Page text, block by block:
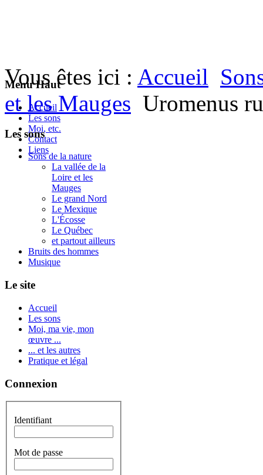
Menu Haut
Accueil
Les sons
Moi, etc.
Contact
Liens
Vous êtes ici : Accueil
et les Mauges Uromenus
Les sons
Sons de la nature
La vallée de la
Loire et les
Mauges
Le grand Nord
Le Mexique
L'Écosse
Le Québec
et partout ailleurs
Bruits des hommes
Musique
Le site
Accueil
Les sons
Moi, ma vie, mon
œuvre ...
... et les autres
Pratique et légal
Connexion
Identifiant
Mot de passe